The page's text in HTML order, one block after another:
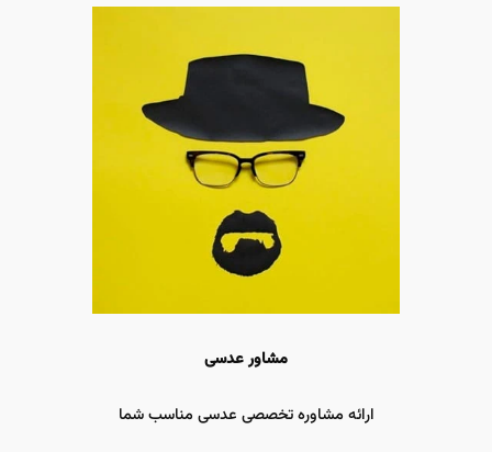
مشاور عدسی
ارائه مشاوره تخصصی عدسی مناسب شما